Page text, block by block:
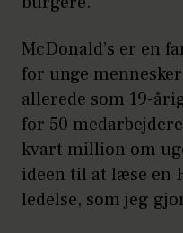
McDonald’s er en
for unge
allerede som 19-
for 50
kvart million om
ideen til at læse en
ledelse, som jeg